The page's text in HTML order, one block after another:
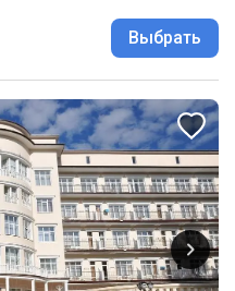
Выбрать